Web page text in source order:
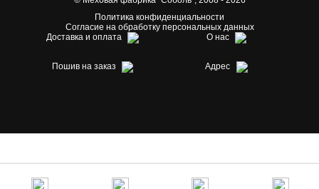
Политика конфиденциальности
Согласие на обработку персональных данных
Доставка и оплата
О нас
Пошив на заказ Адрес